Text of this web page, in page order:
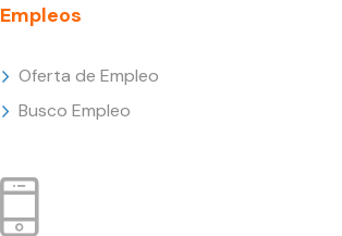
Empleos
Oferta de Empleo
Busco Empleo